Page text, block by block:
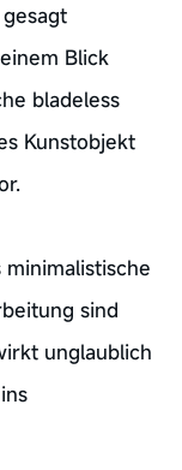
Blick
bladeless
Kunstobjekt
sind
unglaublich